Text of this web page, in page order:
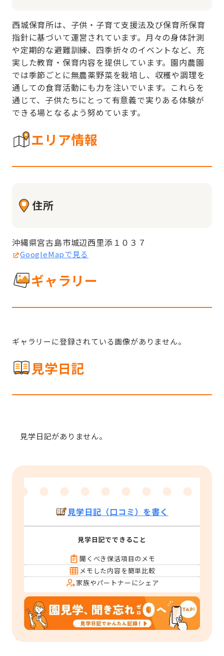
西城保育所は、子供・子育て支援法及び保育所保育
指針に基づいて運営されています。月々の身体計測
や定期的な避難訓練、四季折々のイベントなど、充
実した教育・保育内容を提供しています。園内農園
では季節ごとに無農薬野菜を栽培し、収穫や調理を
通しての食育活動にも力を注いでいます。これらを
通じて、子供たちにとって有意義で実りある体験が
できる場となるよう努めています。
エリア情報
住所
沖縄県宮古島市城辺西里添１０３７
GoogleMapで見る
ギャラリー
ギャラリーに登録されている画像がありません。
見学日記
見学日記がありません。
見学日記（口コミ）を書く
見学日記でできること
聞くべき保活項目のメモ
メモした内容を簡単比較
家族やパートナーにシェア